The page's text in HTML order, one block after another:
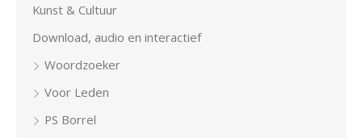
Kunst & Cultuur
Download, audio en interactief
Woordzoeker
Voor Leden
PS Borrel